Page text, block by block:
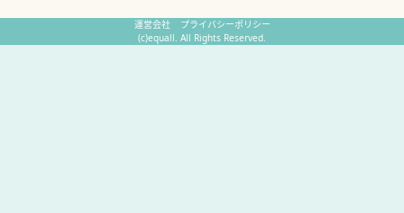
運営会社
プライバシーポリシー
(c)equall. All Rights Reserved.